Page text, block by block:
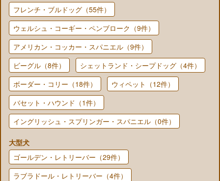
フレンチ・ブルドッグ（55件）
ウェルシュ・コーギー・ペンブローク（9件）
アメリカン・コッカー・スパニエル（9件）
ビーグル（8件）
シェットランド・シープドッグ（4件）
ボーダー・コリー（18件）
ウィペット（12件）
バセット・ハウンド（1件）
イングリッシュ・スプリンガー・スパニエル（0件）
大型犬
ゴールデン・レトリーバー（29件）
ラブラドール・レトリーバー（4件）